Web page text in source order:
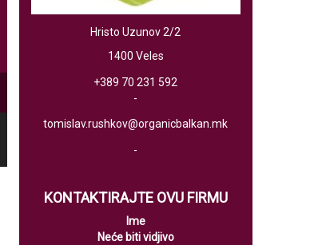
Hristo Uzunov 2/2
1400 Veles
+389 70 231 592
-
tomislav.rushkov@organicbalkan.mk
-
KONTAKTIRAJTE OVU FIRMU
Ime
Neće biti vidjivo